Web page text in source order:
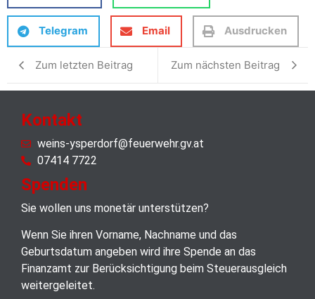
Telegram Email Ausdrucken
Zum letzten Beitrag Zum nächsten Beitrag
Kontakt
weins-ysperdorf@feuerwehr.gv.at
07414 7722
Spenden
Sie wollen uns monetär unterstützen?
Wenn Sie ihren Vorname, Nachname und das
Geburtsdatum angeben wird ihre Spende an das
Finanzamt zur Berücksichtigung beim Steuerausgleich
weitergeleitet.